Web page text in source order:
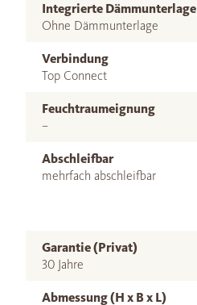
Integrierte Dämmunterlage
Ohne Dämmunterlage
Verbindung
Top Connect
Feuchtraumeignung
–
Abschleifbar
mehrfach abschleifbar
Garantie (Privat)
30 Jahre
Abmessung (H x B x L)